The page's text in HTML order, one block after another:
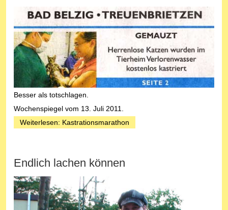
Besser als totschlagen.
Wochenspiegel vom 13. Juli 2011.
Weiterlesen: Kastrationsmarathon
Endlich lachen können